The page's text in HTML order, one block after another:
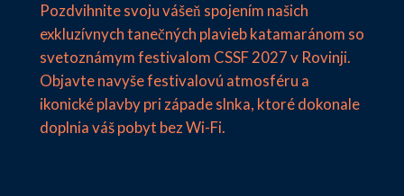
Pozdvihnite svoju vášeň spojením našich
exkluzívnych tanečných plavieb katamaránom so
svetoznámym festivalom CSSF 2027 v Rovinji.
Objavte navyše festivalovú atmosféru a
ikonické plavby pri západe slnka, ktoré dokonale
doplnia váš pobyt bez Wi-Fi.